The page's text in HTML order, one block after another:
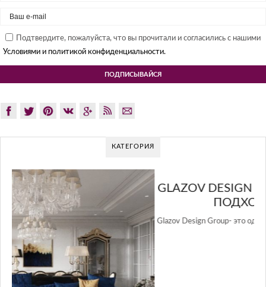
Подтвердите, пожалуйста, что вы прочитали и согласились с нашими
Условиями и политикой конфиденциальности.
КАТЕГОРИЯ